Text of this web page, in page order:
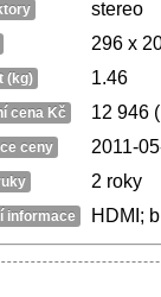
stereo
296 x
(kg) 1.46
cena Kč 12 946
ceny 2011-
2 roky
informace HDMI;